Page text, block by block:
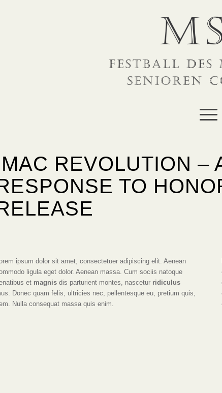
REVOLUTION –
TO
ipsum dolor sit amet, consectetuer adipiscing elit. Aenean
ligula eget dolor. Aenean massa. Cum sociis natoque
et magnisdis parturient montes, nascetur ridiculus
Donec quam felis, ultricies nec, pellentesque eu, pretium quis,
Nulla consequat massa quis enim.